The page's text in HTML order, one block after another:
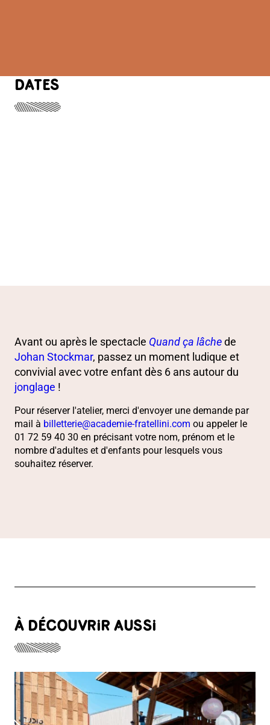
DATES
PRÉSENTATION
Avant ou après le spectacle Quand ça lâchede
Johan Stockmar, passez un moment ludique et
convivial avec votre enfant dès 6 ans autour du
jonglage !
Pour réserver l'atelier, merci d'envoyer une demande par
mail à billetterie@academie-fratellini.com ou appeler le
01 72 59 40 30 en précisant votre nom, prénom et le
nombre d'adultes et d'enfants pour lesquels vous
souhaitez réserver.
À DÉCOUVRIR AUSSI